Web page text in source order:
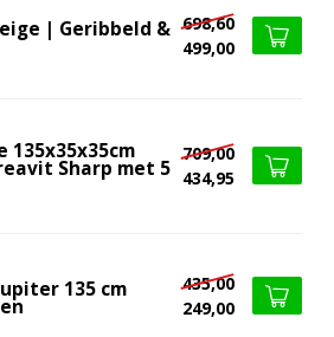
| Geribbeld & 698,60
499,00
Sharp met 5
709,00
434,95
135 cm
435,00
249,00